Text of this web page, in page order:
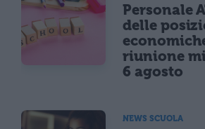
Personale
delle
riunione
6 agosto
NEWS SCUOLA